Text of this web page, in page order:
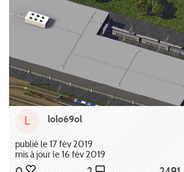
L lolo69ol
publié le 17 fév 2019
mis à jour le 16 fév 2019